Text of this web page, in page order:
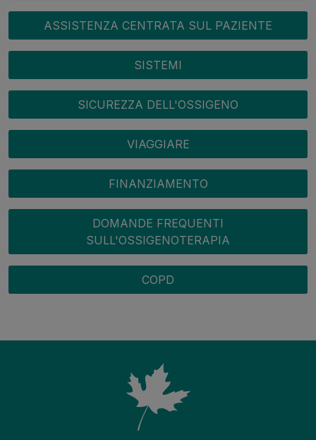
ASSISTENZA CENTRATA SUL PAZIENTE
SISTEMI
SICUREZZA DELL'OSSIGENO
VIAGGIARE
FINANZIAMENTO
DOMANDE FREQUENTI
SULL'OSSIGENOTERAPIA
COPD